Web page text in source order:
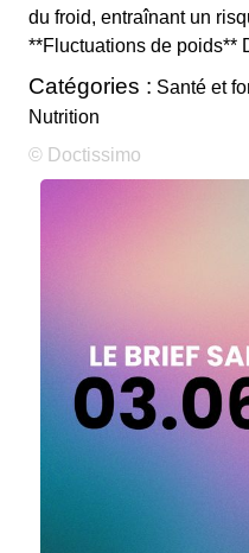
du froid, entraînant un
**Fluctuations de poids**
Catégories : Santé et
Nutrition
© Doctissimo